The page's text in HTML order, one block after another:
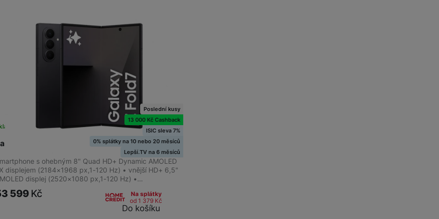
Galaxy S25 5G
Galaxy S25 FE
Galaxy Z Flip8
Galaxy Z Fold7
Galaxy Z Flip7 FE
Galaxy Z Fold7 5G 512GB Jetblack
na prodejně na 1 prodejně
Poslední kusy
13 000 Kč Cashback
ISIC sleva 7%
0% splátky na 10 nebo 20 měsíců
Lepší.TV na 6 měsíců
s ohebným 8" Quad HD+ Dynamic AMOLED
displejem (2184×1968 px,1-120 Hz) • vnější HD+ 6,5"
displej (2520×1080 px,1-120 Hz) •…
599 Kč
Na splátky
od 1 379 Kč
Do košíku